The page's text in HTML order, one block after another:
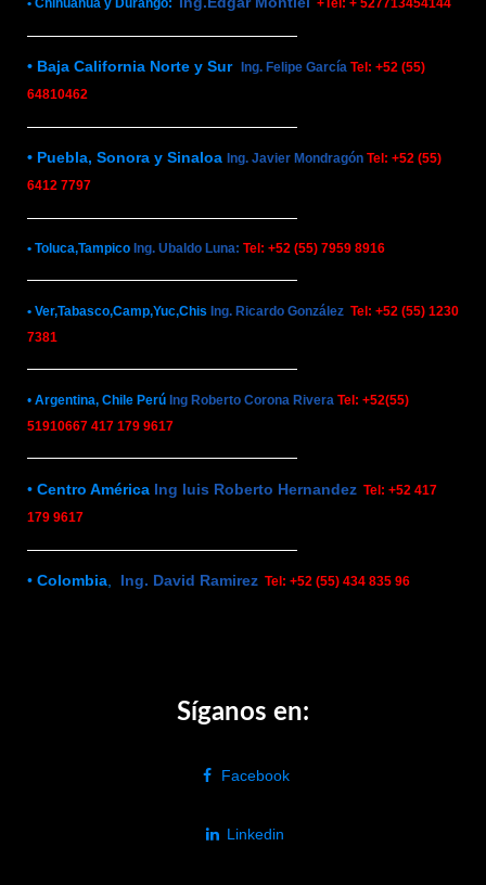
• Baja California Norte y Sur Ing. Felipe García Tel: +52 (55)
64810462
• Puebla, Sonora y Sinaloa Ing. Javier Mondragón Tel: +52 (55)
6412 7797
• Toluca,Tampico Ing. Ubaldo Luna: Tel: +52 (55) 7959 8916
• Ver,Tabasco,Camp,Yuc,Chis Ing. Ricardo González Tel: +52 (55) 1230
7381
• Argentina, Chile Perú Ing Roberto Corona Rivera Tel: +52(55)
51910667 417 179 9617
• Centro América Ing luis Roberto Hernandez Tel: +52 417
179 9617
• Colombia Ing. David Ramirez Tel: +52 (55) 434 835 96
Síganos en:
Facebook
Linkedin